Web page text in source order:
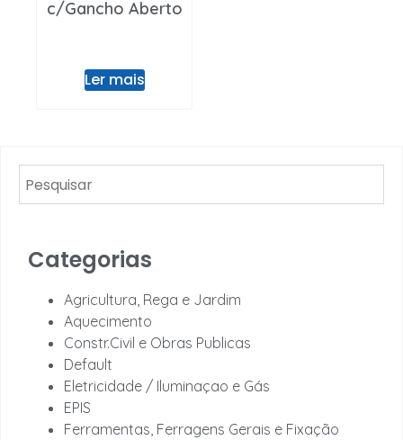
c/Gancho Aberto
Ler mais
Categorias
Agricultura, Rega e Jardim
Aquecimento
Constr.Civil e Obras Publicas
Default
Eletricidade / Iluminaçao e Gás
EPIS
Ferramentas, Ferragens Gerais e Fixação